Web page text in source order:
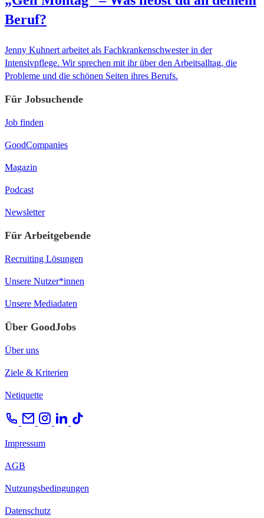
Beruf?
Jenny Kuhnert arbeitet als Fachkrankenschwester in der
Intensivpflege. Wir sprechen mit ihr über den Arbeitsalltag, die
Probleme und die schönen Seiten ihres Berufs.
Für Jobsuchende
Job finden
GoodCompanies
Magazin
Podcast
Newsletter
Für Arbeitgebende
Recruiting Lösungen
Unsere Nutzer*innen
Unsere Mediadaten
Über GoodJobs
Über uns
Ziele & Kriterien
Netiquette
Impressum
AGB
Nutzungsbedingungen
Datenschutz